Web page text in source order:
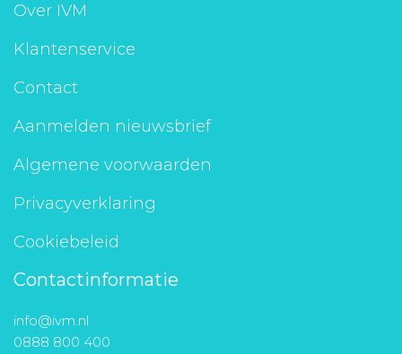
Over IVM
Klantenservice
Contact
Aanmelden nieuwsbrief
Algemene voorwaarden
Privacyverklaring
Cookiebeleid
Contactinformatie
info@ivm.nl
0888 800 400